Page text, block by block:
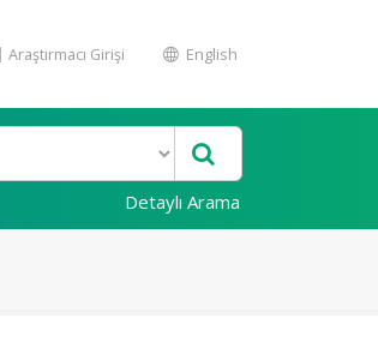
Araştırmacı Girişi English
Detaylı Arama